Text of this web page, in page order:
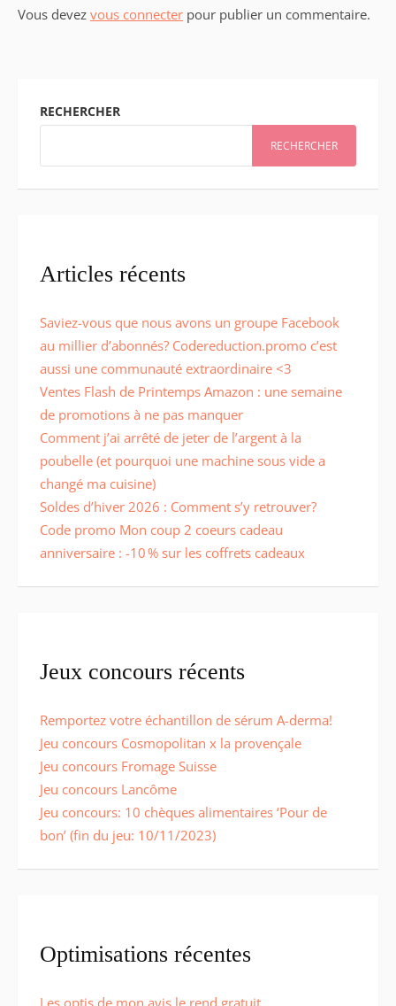
Vous devez vous connecter pour publier un commentaire.
RECHERCHER
RECHERCHER
Articles récents
Saviez-vous que nous avons un groupe Facebook
au millier d’abonnés? Codereduction.promo c’est
aussi une communauté extraordinaire <3
Ventes Flash de Printemps Amazon : une semaine
de promotions à ne pas manquer
Comment j’ai arrêté de jeter de l’argent à la
poubelle (et pourquoi une machine sous vide a
changé ma cuisine)
Soldes d’hiver 2026 : Comment s’y retrouver?
Code promo Mon coup 2 coeurs cadeau
anniversaire : -10 % sur les coffrets cadeaux
Jeux concours récents
Remportez votre échantillon de sérum A-derma!
Jeu concours Cosmopolitan x la provençale
Jeu concours Fromage Suisse
Jeu concours Lancôme
Jeu concours: 10 chèques alimentaires ‘Pour de
bon’ (fin du jeu: 10/11/2023)
Optimisations récentes